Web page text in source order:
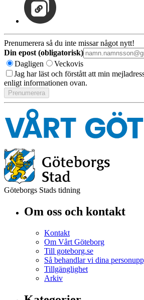
Prenumerera så du inte missar något nytt!
Din epost (obligatorisk)
Dagligen
Veckovis
Jag har läst och förstått att min
enligt informationen ovan.
Göteborgs Stads tidning
Om oss och kontakt
Kontakt
Om Vårt Göteborg
Till goteborg.se
Så behandlar vi dina
Tillgänglighet
Arkiv